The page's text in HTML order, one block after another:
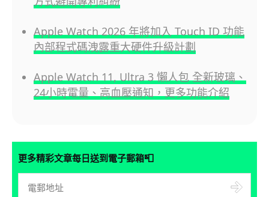
Apple Watch 2026 年將加入 Touch ID 功能
內部程式碼洩露重大硬件升級計劃
Apple Watch 11, Ultra 3 懶人包 全新玻璃、
24小時電量、高血壓通知，更多功能介紹
更多精彩文章每日送到電子郵箱📮